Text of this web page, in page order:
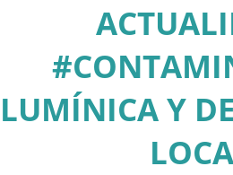
LUMÍNICA Y